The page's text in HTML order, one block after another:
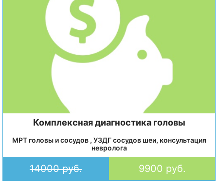
Комплексная диагностика головы
МРТ головы и сосудов , УЗДГ сосудов шеи, консультация
невролога
14000 руб. 9900 руб.